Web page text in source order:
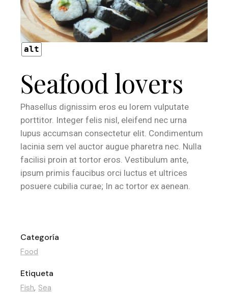
Seafood lovers
Phasellus dignissim eros eu lorem vulputate
porttitor. Integer felis nisl, eleifend nec urna
lupus accumsan consectetur elit. Condimentum
lacinia sem vel auctor augue pharetra nec. Nulla
facilisi proin at tortor eros. Vestibulum ante,
ipsum primis faucibus orci luctus et ultrices
posuere cubilia curae; In ac tortor ex aenean.
Categoría
Food
Etiqueta
Fish Sea
alt